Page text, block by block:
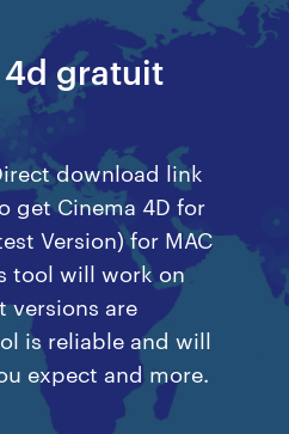
gratuit
download link
get Cinema 4D for
Version) for MAC
tool will work on
versions are
is reliable and will
expect and more.